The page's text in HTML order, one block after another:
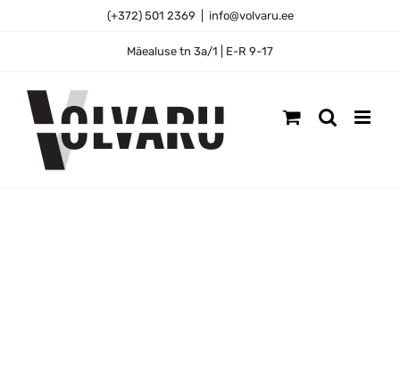
(+372) 501 2369 info@volvaru.ee
Mäealuse tn 3a/1 | E-R 9-17